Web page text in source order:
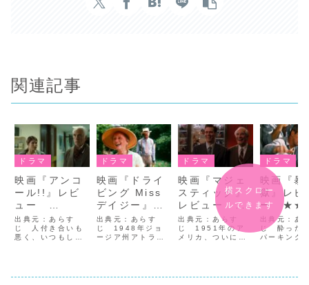
関連記事
ドラマ
映画『アンコ
ール!!』レビ
ュー
★★★★
出典元：あらす
じ 人付き合いも
悪く、いつもしか
ドラマ
映画『ドライ
ビング Miss
デイジー』レ
ビュー
★★★★
出典元：あらす
じ 1948年ジョ
ージア州アトラン
ドラマ
映画『マジェ
スティック』
レビュー
★★★☆
出典元：あらす
じ 1951年のア
メリカ、ついに脚
ドラマ
映画『暴
獄』レビ
ー
出典元：あ
じ 酔った
パーキング
横スクロー
ルできます